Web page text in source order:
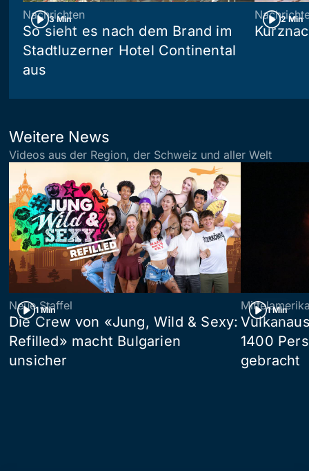
3 Min
Nachrichten
So sieht es nach dem Brand im
Stadtluzerner Hotel Continental
aus
2 Min
Weitere News
Videos aus der Region, der Schweiz und aller Welt
1 Min
Neue Staffel
Die Crew von «Jung, Wild & Sexy:
Refilled» macht Bulgarien
unsicher
1 Min
1400
gebracht